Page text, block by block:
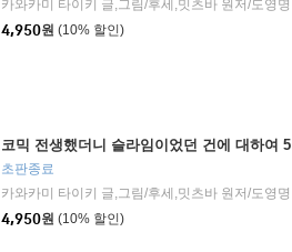
4,950원 (10% 할인)
코믹 전생했더니 슬라임이었던 건에 대하여 5
초판종료
4,950원 (10% 할인)